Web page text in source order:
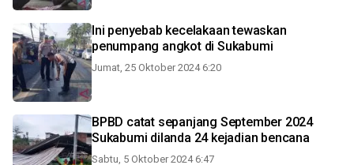
Ini penyebab kecelakaan tewaskan
penumpang angkot di Sukabumi
Jumat, 25 Oktober 2024 6:20
BPBD catat sepanjang September 2024
Sukabumi dilanda 24 kejadian bencana
Sabtu, 5 Oktober 2024 6:47